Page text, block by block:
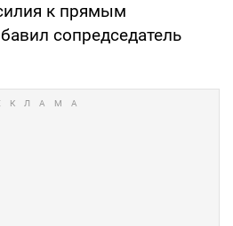
к прямым
сопредседатель